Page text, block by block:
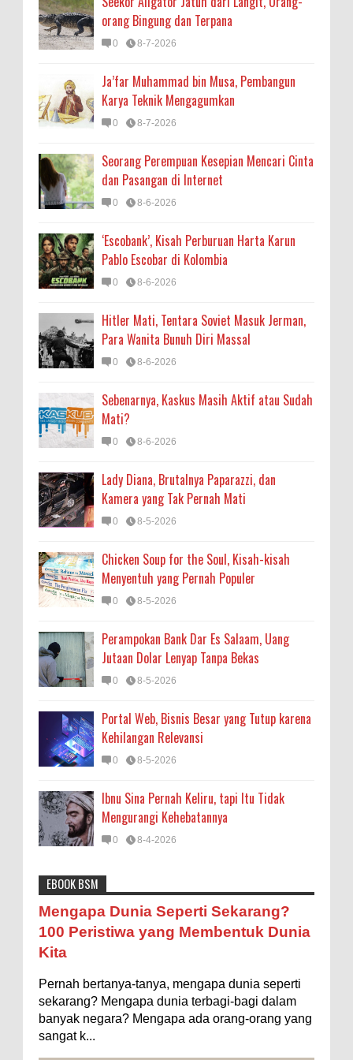
orang Bingung dan Terpana
0 8-7-2026
Ja’far Muhammad bin Musa, Pembangun
Karya Teknik Mengagumkan
0 8-7-2026
Seorang Perempuan Kesepian Mencari Cinta
dan Pasangan di Internet
0 8-6-2026
‘Escobank’, Kisah Perburuan Harta Karun
Pablo Escobar di Kolombia
0 8-6-2026
Hitler Mati, Tentara Soviet Masuk Jerman,
Para Wanita Bunuh Diri Massal
0 8-6-2026
Sebenarnya, Kaskus Masih Aktif atau Sudah
Mati?
0 8-6-2026
Lady Diana, Brutalnya Paparazzi, dan
Kamera yang Tak Pernah Mati
0 8-5-2026
Chicken Soup for the Soul, Kisah-kisah
Menyentuh yang Pernah Populer
0 8-5-2026
Perampokan Bank Dar Es Salaam, Uang
Jutaan Dolar Lenyap Tanpa Bekas
0 8-5-2026
Portal Web, Bisnis Besar yang Tutup karena
Kehilangan Relevansi
0 8-5-2026
Ibnu Sina Pernah Keliru, tapi Itu Tidak
Mengurangi Kehebatannya
0 8-4-2026
Astronomi Biologi Budaya Buku
Bumi
Entertainment
Fakta & Statistik Fauna
Filsafat
Flora
Internasional
Internet Iptek
Istilah Ilmiah
Makanan & Minuman
Misteri Mitologi
Nature
Mengapa Negara Miskin Tidak Mencetak
Uang yang Banyak saja biar Kaya?
Ilustrasi/istimewa Jawaban untuk pertanyaan itu
Ukuran 1 Kaki itu Berapa Meter?
Ilustrasi/ginersnow.com Di Inggris dan Amerika,
EBOOK BSM
Mengapa Dunia Seperti Sekarang?
100 Peristiwa yang Membentuk Dunia
Kita
Pernah bertanya-tanya, mengapa dunia seperti
sekarang? Mengapa dunia terbagi-bagi dalam
banyak negara? Mengapa ada orang-orang yang
sangat k...